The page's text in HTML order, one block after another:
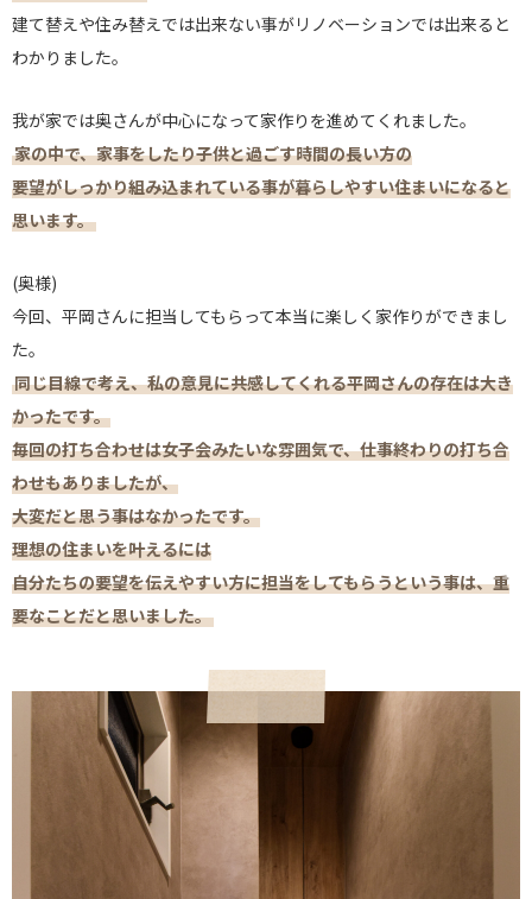
建て替えや住み替えでは出来ない事がリノベーションでは出来ると
わかりました。
我が家では奥さんが中心になって家作りを進めてくれました。
家の中で、家事をしたり子供と過ごす時間の長い方の
要望がしっかり組み込まれている事が暮らしやすい住まいになると
思います。
(奥様)
今回、平岡さんに担当してもらって本当に楽しく家作りができまし
た。
同じ目線で考え、私の意見に共感してくれる平岡さんの存在は大き
かったです。
毎回の打ち合わせは女子会みたいな雰囲気で、仕事終わりの打ち合
わせもありましたが、
大変だと思う事はなかったです。
理想の住まいを叶えるには
自分たちの要望を伝えやすい方に担当をしてもらうという事は、重
要なことだと思いました。